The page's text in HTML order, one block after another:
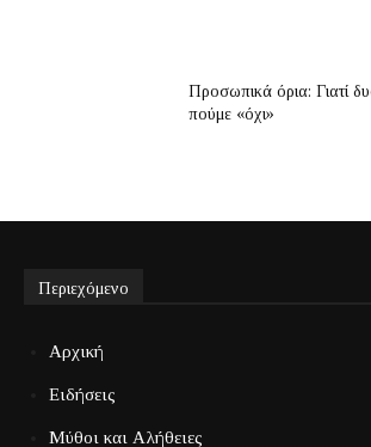
Προσωπικά όρια: Γιατί
πούμε «όχι»
Περιεχόμενο
Αρχική
Ειδήσεις
Μύθοι και Αλήθειες